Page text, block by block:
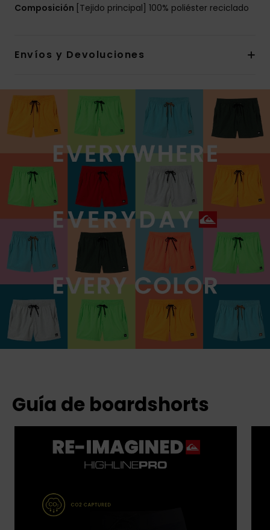
Composición [Tejido principal] 100% poliéster reciclado
Envíos y Devoluciones
Guía de boardshorts